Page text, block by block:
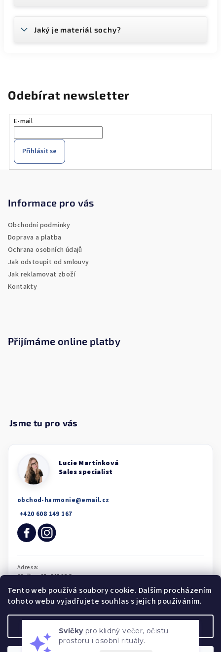
Tento web používá soubory cookie. Dalším procházením
tohoto webu vyjadřujete souhlas s jejich používáním.
Nastavení
Jaký je materiál sochy?
Odebírat newsletter
E-mail
Přihlásit se
Informace pro vás
Obchodní podmínky
Doprava a platba
Ochrana osobních údajů
Jak odstoupit od smlouvy
Jak reklamovat zboží
Kontakty
Přijímáme online platby
obchod-harmonie@email.cz
prostoru i osobní rituály.